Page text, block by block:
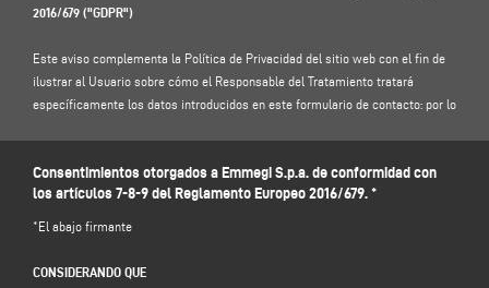
2016/679 ("GDPR")
Este aviso complementa la Política de Privacidad del sitio web con el fin de
ilustrar al Usuario sobre cómo el Responsable del Tratamiento tratará
específicamente los datos introducidos en este formulario de contacto: por lo
1. RESPONSABLE DEL TRATAMIENTO Y RESPONSABLE DE LA PROTECCIÓN DE
DATOS
Responsable del tratamiento: Emmegi S.p.a., en la persona de su
41019 - Limidi di Soliera (MO) - Italia, e-mail
Consentimientos otorgados a Emmegi S.p.a. de conformidad con
los artículos 7-8-9 del Reglamento Europeo 2016/679. *
*El abajo firmante
CONSIDERANDO QUE